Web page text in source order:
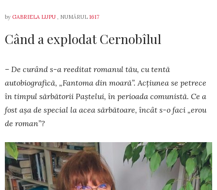
by GABRIELA LUPU , NUMĂRUL 1617
Când a explodat Cernobîlul
– De curând s-a reeditat romanul tău, cu tentă
autobiografică, „Fantoma din moară”. Acțiunea se petrece
în timpul sărbătorii Paștelui, în perioada comunistă. Ce a
fost așa de special la acea sărbătoare, încât s-o faci „erou
de roman”?